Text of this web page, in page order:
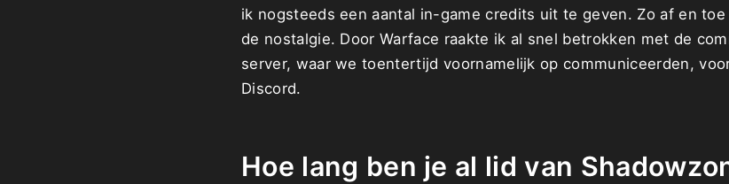
ik nogsteeds een aantal in-game credits uit te geven. Zo af en
de nostalgie. Door Warface raakte ik al snel betrokken met de
server, waar we toentertijd voornamelijk op communiceerden,
Discord.
Hoe lang ben je al lid van